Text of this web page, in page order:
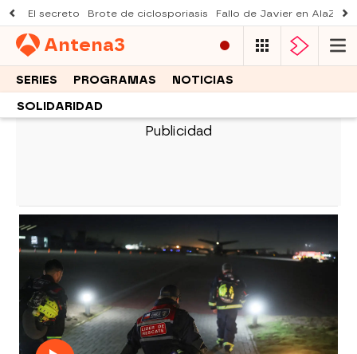
El secreto Brote de ciclosporiasis Fallo de Javier en AlaZ
Antena3
SERIES PROGRAMAS NOTICIAS
SOLIDARIDAD